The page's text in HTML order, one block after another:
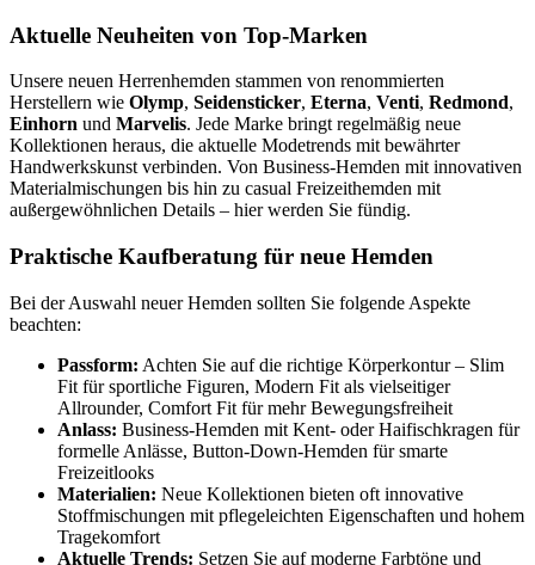
Aktuelle Neuheiten von Top-Marken
Unsere neuen Herrenhemden stammen von renommierten
Herstellern wie Olymp, Seidensticker, Eterna, Venti, Redmond,
Einhorn und Marvelis. Jede Marke bringt regelmäßig neue
Kollektionen heraus, die aktuelle Modetrends mit bewährter
Handwerkskunst verbinden. Von Business-Hemden mit innovativen
Materialmischungen bis hin zu casual Freizeithemden mit
außergewöhnlichen Details – hier werden Sie fündig.
Praktische Kaufberatung für neue Hemden
Bei der Auswahl neuer Hemden sollten Sie folgende Aspekte
beachten:
Passform: Achten Sie auf die richtige Körperkontur – Slim
Fit für sportliche Figuren, Modern Fit als vielseitiger
Allrounder, Comfort Fit für mehr Bewegungsfreiheit
Anlass: Business-Hemden mit Kent- oder Haifischkragen für
formelle Anlässe, Button-Down-Hemden für smarte
Freizeitlooks
Materialien: Neue Kollektionen bieten oft innovative
Stoffmischungen mit pflegeleichten Eigenschaften und hohem
Tragekomfort
Aktuelle Trends: Setzen Sie auf moderne Farbtöne und